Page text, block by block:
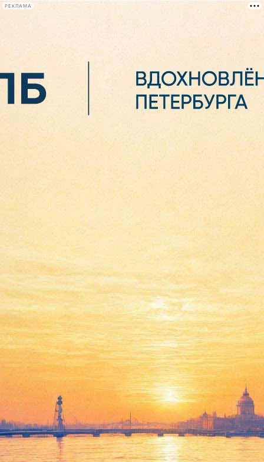
РЕКЛАМА
Сегодня: